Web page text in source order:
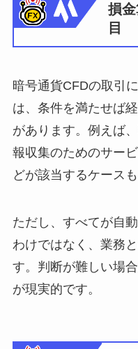
損
目
暗号通貨CFDの取引
は、条件を満たせば
があります。例えば
報収集のためのサー
どが該当するケースも
ただし、すべてが自
わけではなく、業務
す。判断が難しい場
が現実的です。